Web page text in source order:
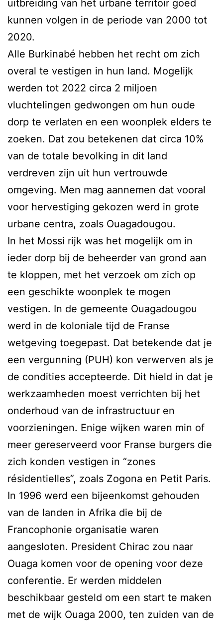
uitbreiding van het urbane territoir goed
kunnen volgen in de periode van 2000 tot
2020.
Alle Burkinabé hebben het recht om zich
overal te vestigen in hun land. Mogelijk
werden tot 2022 circa 2 miljoen
vluchtelingen gedwongen om hun oude
dorp te verlaten en een woonplek elders te
zoeken. Dat zou betekenen dat circa 10%
van de totale bevolking in dit land
verdreven zijn uit hun vertrouwde
omgeving. Men mag aannemen dat vooral
voor hervestiging gekozen werd in grote
urbane centra, zoals Ouagadougou.
In het Mossi rijk was het mogelijk om in
ieder dorp bij de beheerder van grond aan
te kloppen, met het verzoek om zich op
een geschikte woonplek te mogen
vestigen. In de gemeente Ouagadougou
werd in de koloniale tijd de Franse
wetgeving toegepast. Dat betekende dat je
een vergunning (PUH) kon verwerven als je
de condities accepteerde. Dit hield in dat je
werkzaamheden moest verrichten bij het
onderhoud van de infrastructuur en
voorzieningen. Enige wijken waren min of
meer gereserveerd voor Franse burgers die
zich konden vestigen in “zones
résidentielles”, zoals Zogona en Petit Paris.
In 1996 werd een bijeenkomst gehouden
van de landen in Afrika die bij de
Francophonie organisatie waren
aangesloten. President Chirac zou naar
Ouaga komen voor de opening voor deze
conferentie. Er werden middelen
beschikbaar gesteld om een start te maken
met de wijk Ouaga 2000, ten zuiden van de